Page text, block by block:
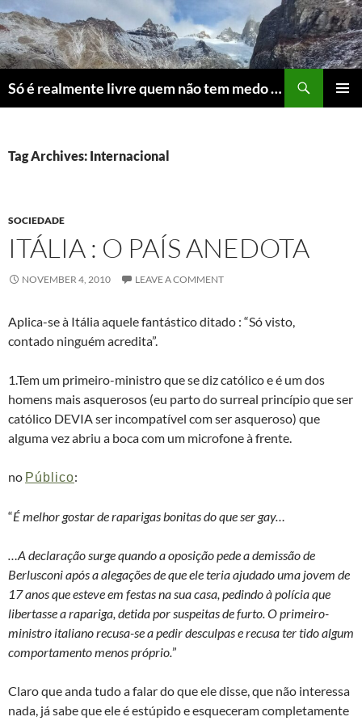
Skip
to
content
Só é realmente livre quem não tem medo do ridículo
Tag Archives: Internacional
SOCIEDADE
ITÁLIA : O PAÍS ANEDOTA
NOVEMBER 4, 2010 LEAVE A COMMENT
Aplica-se à Itália aquele fantástico ditado : “Só visto,
contado ninguém acredita”.
1.Tem um primeiro-ministro que se diz católico e é um dos
homens mais asquerosos (eu parto do surreal princípio que ser
católico DEVIA ser incompatível com ser asqueroso) que
alguma vez abriu a boca com um microfone à frente.
no Público:
“É melhor gostar de raparigas bonitas do que ser gay…
…A declaração surge quando a oposição pede a demissão de
Berlusconi após a alegações de que ele teria ajudado uma jovem de
17 anos que esteve em festas na sua casa, pedindo à polícia que
libertasse a rapariga, detida por suspeitas de furto. O primeiro-
ministro italiano recusa-se a pedir desculpas e recusa ter tido algum
comportamento menos próprio.”
Claro que anda tudo a falar do que ele disse, que não interessa
nada, já sabe que ele é estúpido e esqueceram completamente